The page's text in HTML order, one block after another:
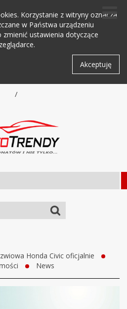
Korzystanie z witryny oznacza
w Państwa urządzeniu
ustawienia dotyczące
Akceptuję
/
Honda Civic oficjalnie
News